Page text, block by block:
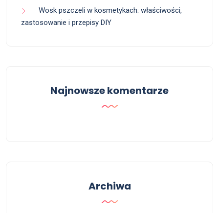
Wosk pszczeli w kosmetykach: właściwości,
zastosowanie i przepisy DIY
Najnowsze komentarze
Archiwa